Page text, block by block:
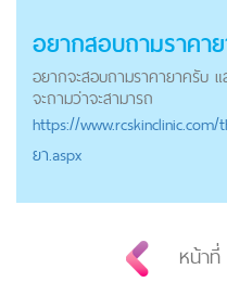
อยากสอบถามราคา
อยากจะสอบถามราคายาครับ แ
จะถามว่าจะสามารถ
https://www.rcskinclinic.com/
ยา.aspx
หน้าที่